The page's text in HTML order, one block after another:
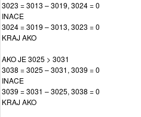
3023 = 3013 – 3019, 3024 = 0
INACE
3024 = 3019 – 3013, 3023 = 0
KRAJ AKO
AKO JE 3025 > 3031
3038 = 3025 – 3031, 3039 = 0
INACE
3039 = 3031 – 3025, 3038 = 0
KRAJ AKO